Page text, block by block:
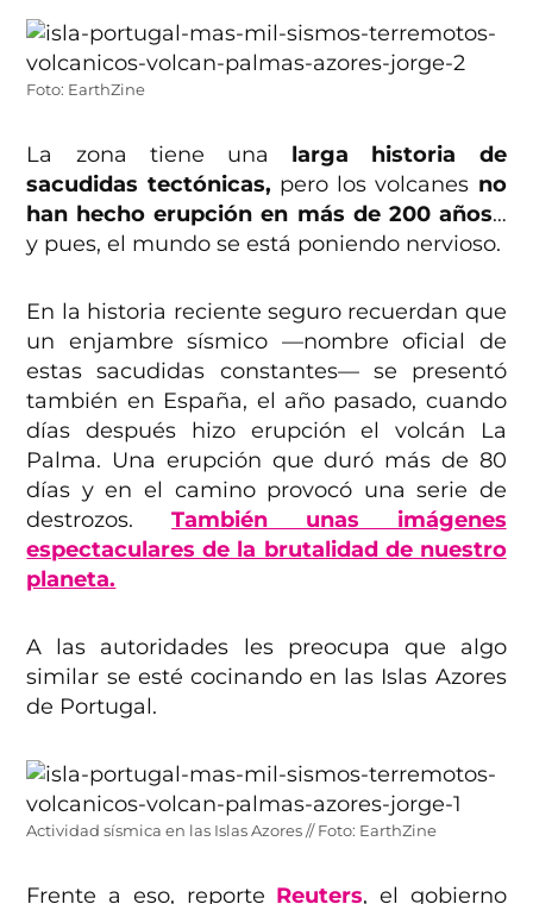
Foto: EarthZine
La zona tiene una larga historia de
sacudidas tectónicas, pero los volcanes no
han hecho erupción en más de 200 años…
y pues, el mundo se está poniendo nervioso.
En la historia reciente seguro recuerdan que
un enjambre sísmico —nombre oficial de
estas sacudidas constantes— se presentó
también en España, el año pasado, cuando
días después hizo erupción el volcán La
Palma. Una erupción que duró más de 80
días y en el camino provocó una serie de
destrozos.También unas imágenes
espectaculares de la brutalidad de nuestro
planeta.
A las autoridades les preocupa que algo
similar se esté cocinando en las Islas Azores
de Portugal.
Actividad sísmica en las Islas Azores // Foto: EarthZine
Frente a eso, reporte Reuters, el gobierno